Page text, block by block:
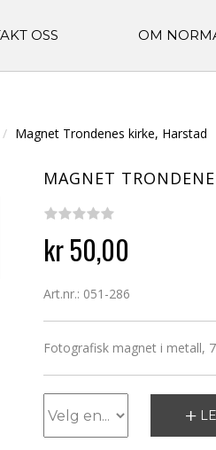
OSS OM
Magnet Trondenes kirke, Harstad
MAGNET
kr 50,00
Art.nr.: 051-286
Fotografisk magnet i metall,